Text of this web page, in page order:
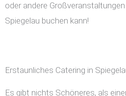
oder andere
Spiegelau buchen kann!
Erstaunliches Catering in
Es gibt nichts Schöneres, als